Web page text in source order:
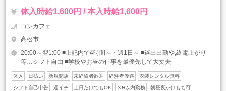
体入時給1,600円 / 本入時給1,600円
コンカフェ
高松市
20:00～翌1:00 ■上記内で4時間～・週1日～ ■遅出出勤や,終電上がり
等…シフト自由 ■学校やお昼の仕事を最優先して大丈夫
体入 日払い 新規開店 未経験者歓迎 経験者優遇 衣装レンタル無料
シフト自己申告 週イチ 土日だけでもOK ３H以内勤務 朝昼夜かけもち可